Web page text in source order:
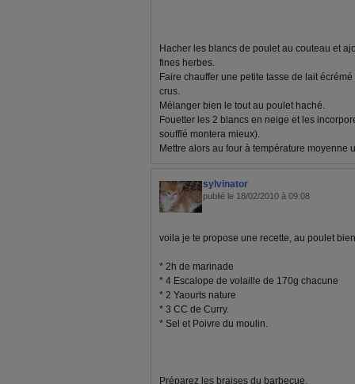
Hacher les blancs de poulet au couteau et
fines herbes.
Faire chauffer une petite tasse de lait
crus.
Mélanger bien le tout au poulet haché.
Fouetter les 2 blancs en neige et les
soufflé montera mieux).
Mettre alors au four à température moyenne
sylvinator
publié le 18/02/2010 à 09:08
voila je te propose une recette, au poulet
* 2h de marinade
* 4 Escalope de volaille de 170g chacune
* 2 Yaourts nature
* 3 CC de Curry.
* Sel et Poivre du moulin.
Préparez les braises du barbecue.